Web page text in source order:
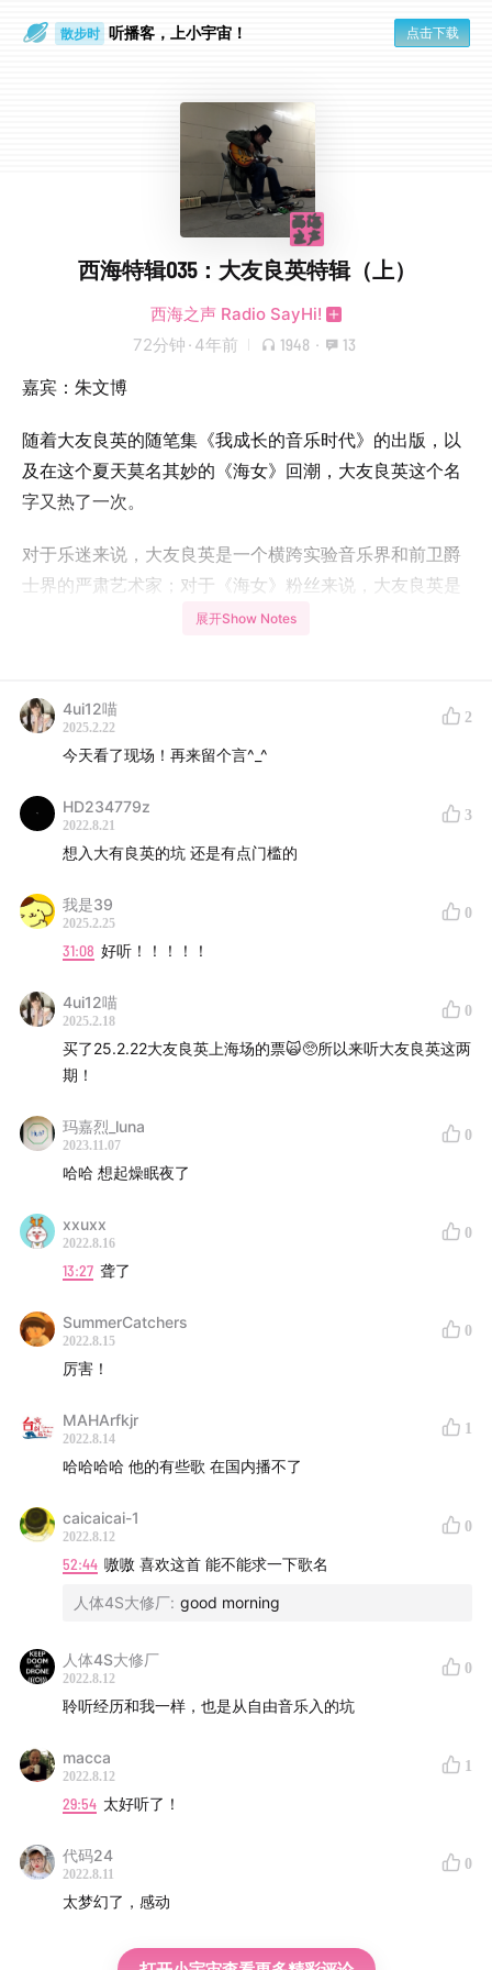
散步时
听播客，上小宇宙！ 点击下载
西海特辑035：大友良英特辑（上）
西海之声 Radio SayHi!
72分钟 · 4年前 1948 · 13
嘉宾：朱文博
随着大友良英的随笔集《我成长的音乐时代》的出版，以
及在这个夏天莫名其妙的《海女》回潮，大友良英这个名
字又热了一次。
对于乐迷来说，大友良英是一个横跨实验音乐界和前卫爵
士界的严肃艺术家；对于《海女》粉丝来说，大友良英是
创作了漂亮的复古日本流行乐的音乐人；对于泛娱乐新闻
良英在我们心中的印象，这三种印象不同侧面间的混合，
让我们对大友良英产生种种十分不同的阐释和理解。
同时，大友良英和中国的交往也很深，他在学生时代就曾
游历中国，后来为田壮壮的《蓝风筝》和许鞍华的《女
人，四十》制作电影配乐，还有一些作品大量采用了来自
产生了持续多年的交往。
这一期我们请来西海的老朋友、和大友良英产生过许多交
集的乐手朱文博作为嘉宾，请他选出十首作品，带动听友
从音乐上的更多角度了解这个产量极高、形象丰富的音乐
Shownotes:
为什么聊起大友良英？
05:15 朱文博和大友良英的第一次接触
Track 01: 大友良英 - Turntable With Guitar Amp
18:14 从杨波的《自由音乐》第一次接触大友良英的噪音
对于没有噪音音乐经验的听友，会如何引导？
29:48 Track 02: Ground Zero - miagetegoran, yoru no
hoshi wo
34:09 大友良英很喜欢翻玩
大友良英的新爵士运动
Track 03: Otomo Yoshihide's New Jazz
Orchestra - Gazzelloni (Eric Dolphy cover)
用森山大道的照片做了个Eric Dolphy的“假封面”
49:42 大友良英会用很摇滚的方式、很“狮子座”的方式去处
理他喜欢的材料
Ensemble - Good Morning (feat. Phew)
展开Show Notes
4ui12喵
2025.2.22
2
今天看了现场！再来留个言^_^
HD234779z
2022.8.21
3
想入大有良英的坑 还是有点门槛的
我是39
2025.2.25
0
31:08 好听！！！！！
4ui12喵
2025.2.18
0
买了25.2.22大友良英上海场的票🙀🥺所以来听大友良英这两
期！
玛嘉烈_luna
2023.11.07
0
哈哈 想起燥眠夜了
xxuxx
2022.8.16
0
13:27 聋了
SummerCatchers
2022.8.15
0
厉害！
MAHArfkjr
2022.8.14
1
哈哈哈哈 他的有些歌 在国内播不了
caicaicai-1
2022.8.12
0
52:44 嗷嗷 喜欢这首 能不能求一下歌名
人体4S大修厂: good morning
人体4S大修厂
2022.8.12
0
聆听经历和我一样，也是从自由音乐入的坑
macca
2022.8.12
1
29:54 太好听了！
代码24
2022.8.11
0
太梦幻了，感动